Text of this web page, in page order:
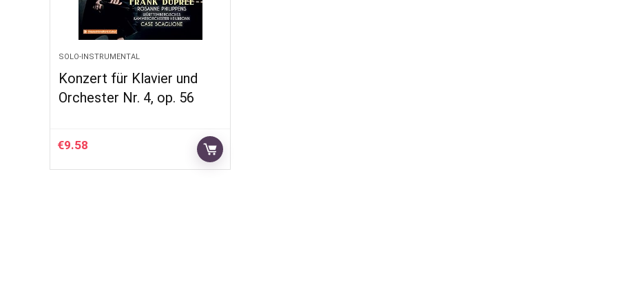
SOLO-INSTRUMENTAL
Konzert für Klavier und
Orchester Nr. 4, op. 56
€9.58